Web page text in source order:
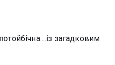
загадковим